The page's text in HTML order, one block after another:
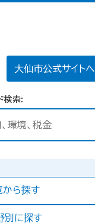
大仙市公式サイトへ
検索
から探す
別に探す